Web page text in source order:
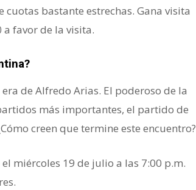
bastante estrechas. Gana visita
a favor de la visita.
de Alfredo Arias. El poderoso de la
más importantes, el partido de
creen que termine este encuentro?
miércoles 19 de julio a las 7:00 p.m.